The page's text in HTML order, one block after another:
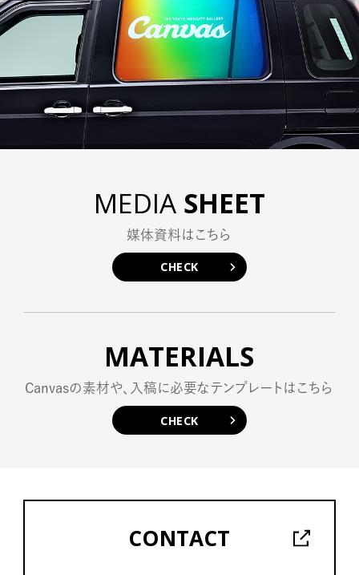
MEDIA SHEET
媒体資料はこちら
CHECK
MATERIALS
Canvasの素材や、入稿に必要なテンプレートはこちら
CHECK
CONTACT